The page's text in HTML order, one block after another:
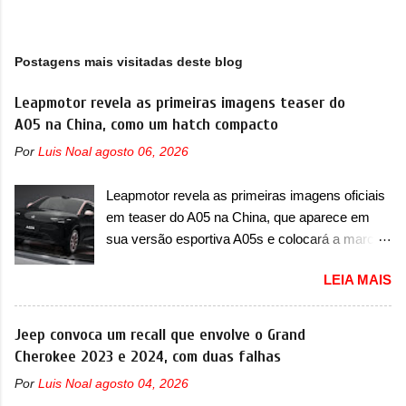
Postagens mais visitadas deste blog
Leapmotor revela as primeiras imagens teaser do
A05 na China, como um hatch compacto
Por Luis Noal agosto 06, 2026
Leapmotor revela as primeiras imagens oficiais
em teaser do A05 na China, que aparece em
sua versão esportiva A05s e colocará a marca
apresentando uma rápida expansão na China
em termos de portfólio. Apoiada pela Stellantis,
a marca confirmou a estreia de um novo
modelo compacto à sua linha. Posicionado
primeiras imagens teaser do A05, que nas
LEIA MAIS
Jeep convoca um recall que envolve o Grand
Cherokee 2023 e 2024, com duas falhas
Por Luis Noal agosto 04, 2026